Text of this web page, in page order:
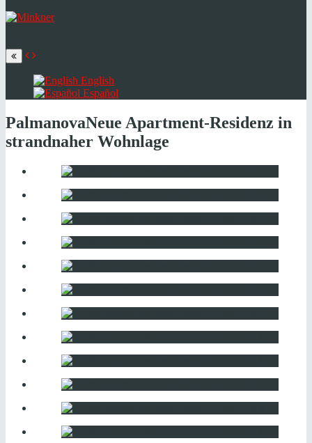
language
English
Español
PalmanovaNeue Apartment-Residenz in
strandnaher Wohnlage